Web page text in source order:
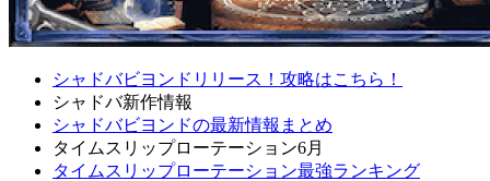
シャドバビヨンドリリース！攻略はこちら！
シャドバ新作情報
シャドバビヨンドの最新情報まとめ
タイムスリップローテーション6月
タイムスリップローテーション最強ランキング